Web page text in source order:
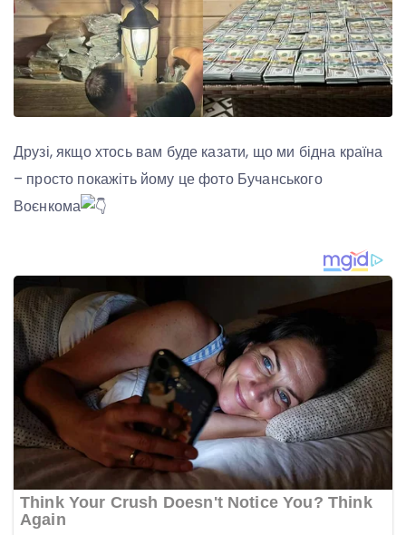
Друзі, якщо хтось вам буде казати, що ми бідна країна
– просто покажіть йому це фото Бучанського
Воєнкома